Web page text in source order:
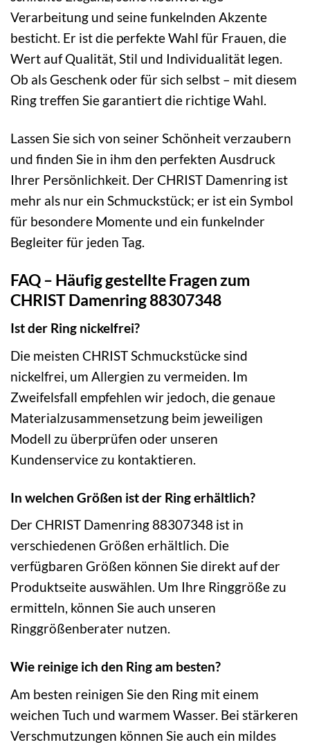
Verarbeitung und seine funkelnden Akzente
besticht. Er ist die perfekte Wahl für Frauen, die
Wert auf Qualität, Stil und Individualität legen.
Ob als Geschenk oder für sich selbst – mit diesem
Ring treffen Sie garantiert die richtige Wahl.
Lassen Sie sich von seiner Schönheit verzaubern
und finden Sie in ihm den perfekten Ausdruck
Ihrer Persönlichkeit. Der CHRIST Damenring ist
mehr als nur ein Schmuckstück; er ist ein Symbol
für besondere Momente und ein funkelnder
Begleiter für jeden Tag.
FAQ – Häufig gestellte Fragen zum
CHRIST Damenring 88307348
Ist der Ring nickelfrei?
Die meisten CHRIST Schmuckstücke sind
nickelfrei, um Allergien zu vermeiden. Im
Zweifelsfall empfehlen wir jedoch, die genaue
Materialzusammensetzung beim jeweiligen
Modell zu überprüfen oder unseren
Kundenservice zu kontaktieren.
In welchen Größen ist der Ring erhältlich?
Der CHRIST Damenring 88307348 ist in
verschiedenen Größen erhältlich. Die
verfügbaren Größen können Sie direkt auf der
Produktseite auswählen. Um Ihre Ringgröße zu
ermitteln, können Sie auch unseren
Ringgrößenberater nutzen.
Wie reinige ich den Ring am besten?
Am besten reinigen Sie den Ring mit einem
weichen Tuch und warmem Wasser. Bei stärkeren
Verschmutzungen können Sie auch ein mildes